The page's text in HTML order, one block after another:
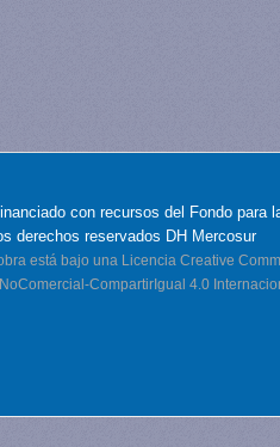
con recursos del Fondo para
derechos reservados DH Mercosur
está bajo una Licencia Creative
CompartirIgual 4.0